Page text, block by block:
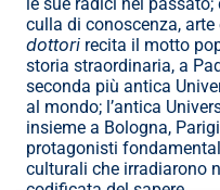
culla di conoscenza, arte
dottori recita il motto
storia straordinaria, a
seconda più antica
al mondo; l’antica
insieme a Bologna,
protagonisti
culturali che irradiarono